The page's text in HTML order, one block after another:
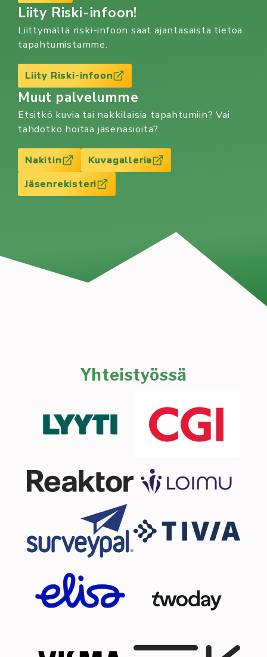
Liity Riski-infoon!
Liittymällä riski-infoon saat ajantasaista tietoa
tapahtumistamme.
Liity Riski-infoon
Muut palvelumme
Etsitkö kuvia tai nakkilaisia tapahtumiin? Vai
tahdotko hoitaa jäsenasioita?
Nakitin
Kuvagalleria
Jäsenrekisteri
Yhteistyössä